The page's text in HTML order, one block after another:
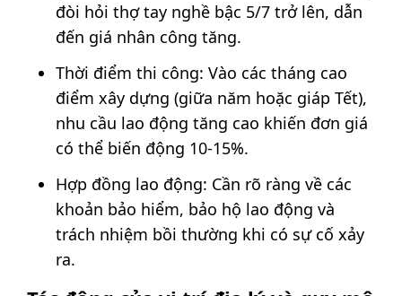
đòi hỏi thợ tay nghề bậc 5/7 trở lên, dẫn
đến giá nhân công tăng.
Thời điểm thi công: Vào các tháng cao
điểm xây dựng (giữa năm hoặc giáp Tết),
nhu cầu lao động tăng cao khiến đơn giá
có thể biến động 10-15%.
Hợp đồng lao động: Cần rõ ràng về các
khoản bảo hiểm, bảo hộ lao động và
trách nhiệm bồi thường khi có sự cố xảy
ra.